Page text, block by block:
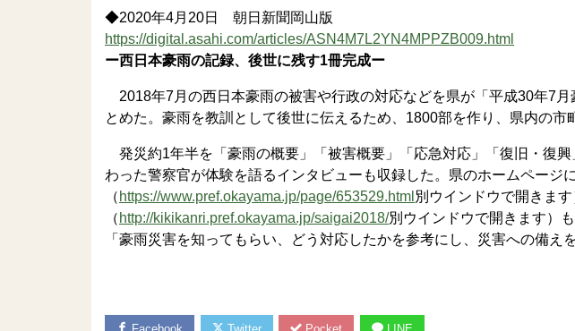
◆2020年4月20日 朝日新聞岡山版
https://digital.asahi.com/articles/ASN4M7L2YN4MPPZB009.html
ー西日本豪雨の記録、後世に残す1冊完成ー
2018年7月の西日本豪雨の被害や行政の対応などを県が「平成30年7月
とめた。豪雨を教訓として後世に伝えるため、1800部を作り、県内の市
発災約1年半を「豪雨の概要」「被害概要」「応急対応」「復旧・復
わった警察官が体験を語るインタビューも収録した。県のホームページ
（ https://www.pref.okayama.jp/page/653529.html 別ウインドウで開きま
（ http://kikikanri.pref.okayama.jp/saigai2018/別ウインドウで開きます）
「豪雨災害を知ってもらい、どう対応したかを参考にし、災害への備え